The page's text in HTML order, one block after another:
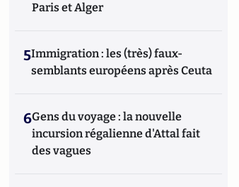
Paris et Alger
5Immigration : les (très) faux-
semblants européens après Ceuta
6Gens du voyage : la nouvelle
incursion régalienne d'Attal fait
des vagues